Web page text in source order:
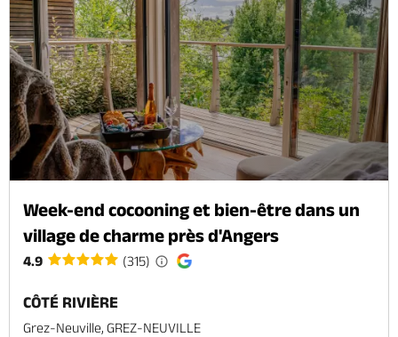
Week-end cocooning et bien-être dans un
village de charme près d'Angers
4.9 (315)
CÔTÉ RIVIÈRE
Grez-Neuville, GREZ-NEUVILLE